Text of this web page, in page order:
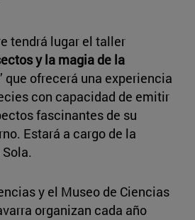
tendrá lugar el taller
y la magia de la
que ofrecerá una experiencia
con capacidad de emitir
fascinantes de su
Estará a cargo de la
y el Museo de Ciencias
organizan cada año